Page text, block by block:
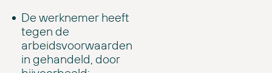
De werknemer heeft
tegen de
arbeidsvoorwaarden
in gehandeld, door